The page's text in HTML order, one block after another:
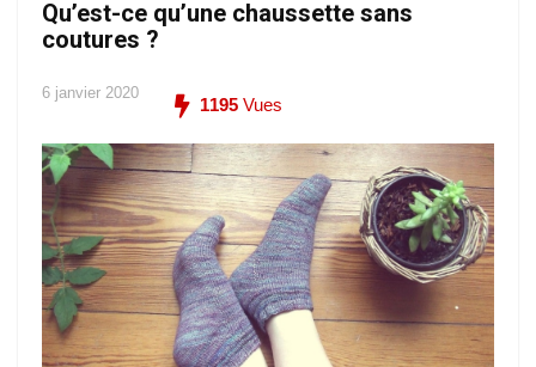
Qu’est-ce qu’une chaussette sans
coutures ?
6 janvier 2020
1195 Vues